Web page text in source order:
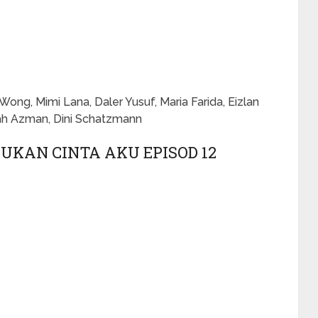
Mimi Lana, Daler Yusuf, Maria Farida, Eizlan
Azman, Dini Schatzmann
CINTA AKU EPISOD 12